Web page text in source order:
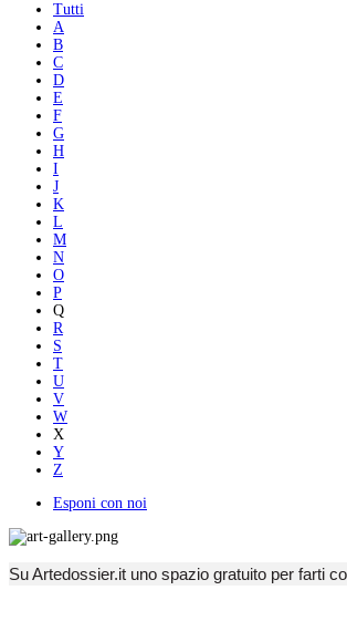
Tutti
A
B
C
D
E
F
G
H
I
J
K
L
M
N
O
P
Q
R
S
T
U
V
W
X
Y
Z
Esponi con noi
Su Artedossier.it uno spazio gratuito per farti